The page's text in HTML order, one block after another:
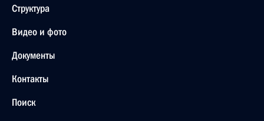
Структура
Видео и фото
Документы
Контакты
Поиск